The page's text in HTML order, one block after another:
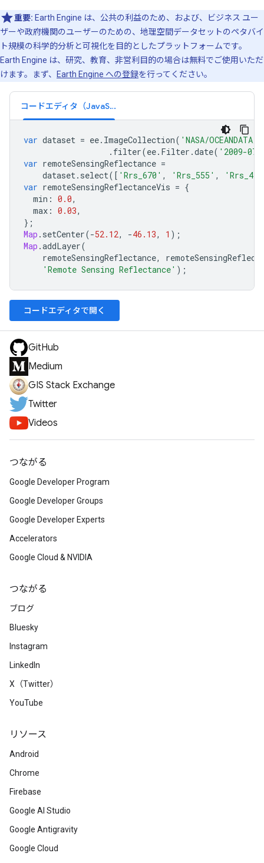
重要: Earth Engine は、公共の利益のため、および、ビジネス ユー
ザーや政府機関のユーザーのための、地理空間データセットのペタバイ
ト規模の科学的分析と可視化を目的としたプラットフォームです。
Earth Engine は、研究、教育、非営利目的の場合は無料でご使用いただ
けます。まず、
Earth Engine への登録を行ってください。
コードエディタ（JavaScript）
var dataset = ee. ImageCollection( 'NASA/
. filter(ee. Filter .date( '2009-
var remoteSensingReflectance =
dataset. select([ 'Rrs_670' , 'Rrs_555' ,
var remoteSensingReflectanceVis = {
min : 0.0,
max : 0.03,
};
Map . setCenter(-52.12, -46.13, 1 );
Map .addLayer(
remoteSensingReflectance,
'Remote Sensing Reflectance' );
コードエディタで開く
GitHub
Medium
GIS Stack Exchange
Twitter
Videos
つながる
Google Developer Program
Google Developer Groups
Google Developer Experts
Accelerators
Google Cloud & NVIDIA
つながる
ブログ
Bluesky
Instagram
LinkedIn
X（Twitter）
YouTube
リソース
Android
Chrome
Firebase
Google AI Studio
Google Antigravity
Google Cloud